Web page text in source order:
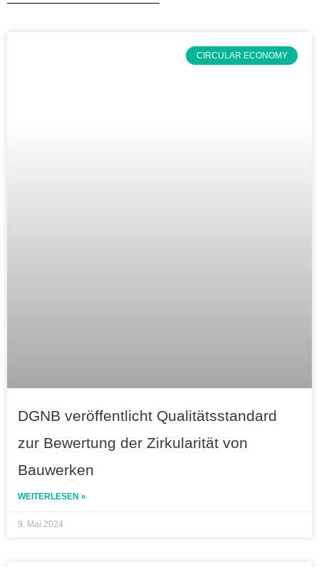
CIRCULAR ECONOMY
DGNB veröffentlicht Qualitätsstandard
zur Bewertung der Zirkularität von
Bauwerken
WEITERLESEN »
9. Mai 2024